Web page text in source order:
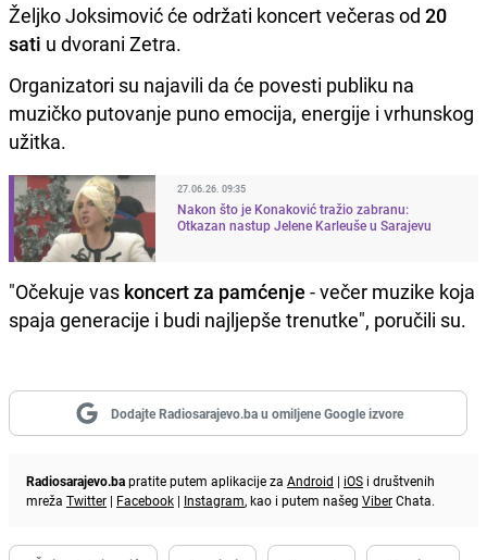
Željko Joksimović će održati koncert večeras od 20
sati u dvorani Zetra.
Organizatori su najavili da će povesti publiku na
muzičko putovanje puno emocija, energije i vrhunskog
užitka.
27.06.26. 09:35
Nakon što je Konaković tražio zabranu:
Otkazan nastup Jelene Karleuše u Sarajevu
"Očekuje vas koncert za pamćenje - večer muzike koja
spaja generacije i budi najljepše trenutke", poručili su.
Dodajte Radiosarajevo.ba u omiljene Google izvore
Radiosarajevo.bapratite putem aplikacije za Android | iOS i društvenih
mreža Twitter | Facebook | Instagram, kao i putem našeg ViberChata.